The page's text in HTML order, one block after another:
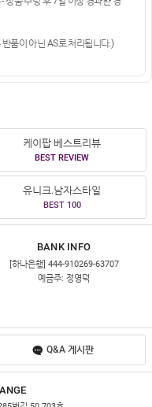
품이 아닌 AS로 처리됩니다.)
케이팝 베스트리뷰
BEST REVIEW
유니크.남자스타일
BEST 100
BANK INFO
[하나은행] 444-910269-63707
예금주: 정영덕
Q&A 게시판